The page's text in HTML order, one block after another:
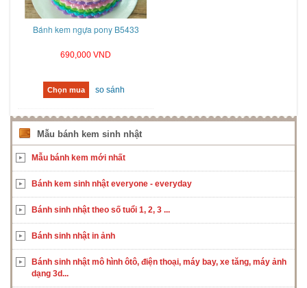
Bánh kem ngựa pony B5433
690,000 VND
Chọn mua so sánh
Mẫu bánh kem sinh nhật
Mẫu bánh kem mới nhất
Bánh kem sinh nhật everyone - everyday
Bánh sinh nhật theo số tuổi 1, 2, 3 ...
Bánh sinh nhật in ảnh
Bánh sinh nhật mô hình ôtô, điện thoại, máy bay, xe tăng, máy ảnh
dạng 3d...